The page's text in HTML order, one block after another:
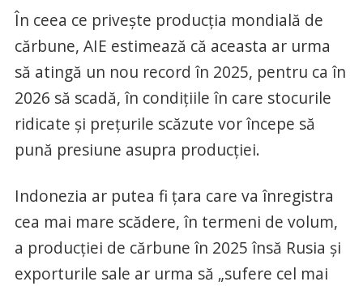
În ceea ce priveşte producţia mondială de
cărbune, AIE estimează că aceasta ar urma
să atingă un nou record în 2025, pentru ca în
2026 să scadă, în condiţiile în care stocurile
ridicate şi preţurile scăzute vor începe să
pună presiune asupra producţiei.
Indonezia ar putea fi ţara care va înregistra
cea mai mare scădere, în termeni de volum,
a producţiei de cărbune în 2025 însă Rusia şi
exporturile sale ar urma să „sufere cel mai